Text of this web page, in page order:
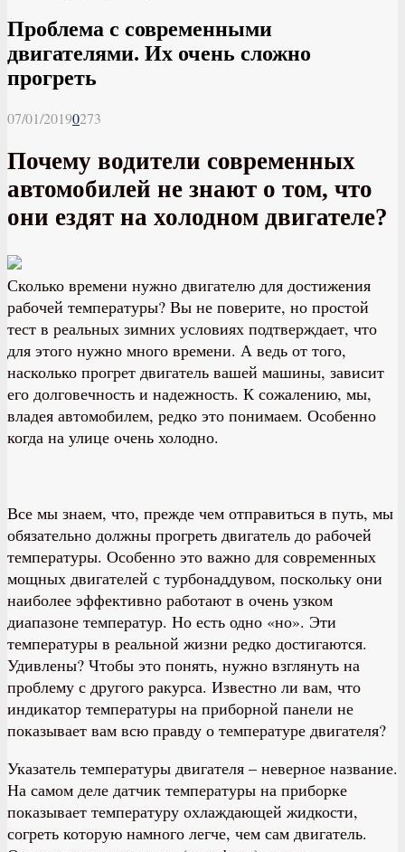
Проблема с современными
двигателями. Их очень сложно
прогреть
07/01/20190273
Почему водители современных
автомобилей не знают о том, что
они ездят на холодном двигателе?
Сколько времени нужно двигателю для достижения
рабочей температуры? Вы не поверите, но простой
тест в реальных зимних условиях подтверждает, что
для этого нужно много времени. А ведь от того,
насколько прогрет двигатель вашей машины, зависит
его долговечность и надежность. К сожалению, мы,
владея автомобилем, редко это понимаем. Особенно
когда на улице очень холодно.
Все мы знаем, что, прежде чем отправиться в путь, мы
обязательно должны прогреть двигатель до рабочей
температуры. Особенно это важно для современных
мощных двигателей с турбонаддувом, поскольку они
наиболее эффективно работают в очень узком
диапазоне температур. Но есть одно «но». Эти
температуры в реальной жизни редко достигаются.
Удивлены? Чтобы это понять, нужно взглянуть на
проблему с другого ракурса. Известно ли вам, что
индикатор температуры на приборной панели не
показывает вам всю правду о температуре двигателя?
Указатель температуры двигателя – неверное название.
На самом деле датчик температуры на приборке
показывает температуру охлаждающей жидкости,
согреть которую намного легче, чем сам двигатель.